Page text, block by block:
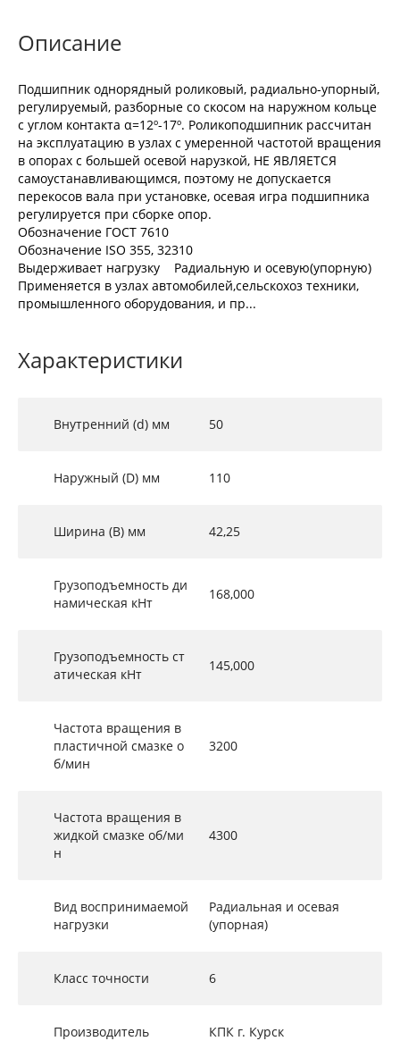
Описание
Подшипник однорядный роликовый, радиально-упорный,
регулируемый, разборные со скосом на наружном кольце
с углом контакта α=12º-17º. Роликоподшипник рассчитан
на эксплуатацию в узлах с умеренной частотой вращения
в опорах с большей осевой нарузкой, НЕ ЯВЛЯЕТСЯ
самоустанавливающимся, поэтому не допускается
перекосов вала при установке, осевая игра подшипника
регулируется при сборке опор.
Обозначение ГОСТ 7610
Обозначение ISO 355, 32310
Выдерживает нагрузку Радиальную и осевую(упорную)
Применяется в узлах автомобилей,сельскохоз техники,
промышленного оборудования, и пр...
Характеристики
Внутренний (d) мм 50
Наружный (D) мм 110
Ширина (B) мм 42,25
Грузоподъемность ди
намическая кНт
168,000
Грузоподъемность ст
атическая кНт
145,000
Частота вращения в
пластичной смазке о
б/мин
3200
Частота вращения в
жидкой смазке об/ми
н
4300
Вид воспринимаемой
нагрузки
Радиальная и осевая
(упорная)
Класс точности 6
Производитель КПК г. Курск